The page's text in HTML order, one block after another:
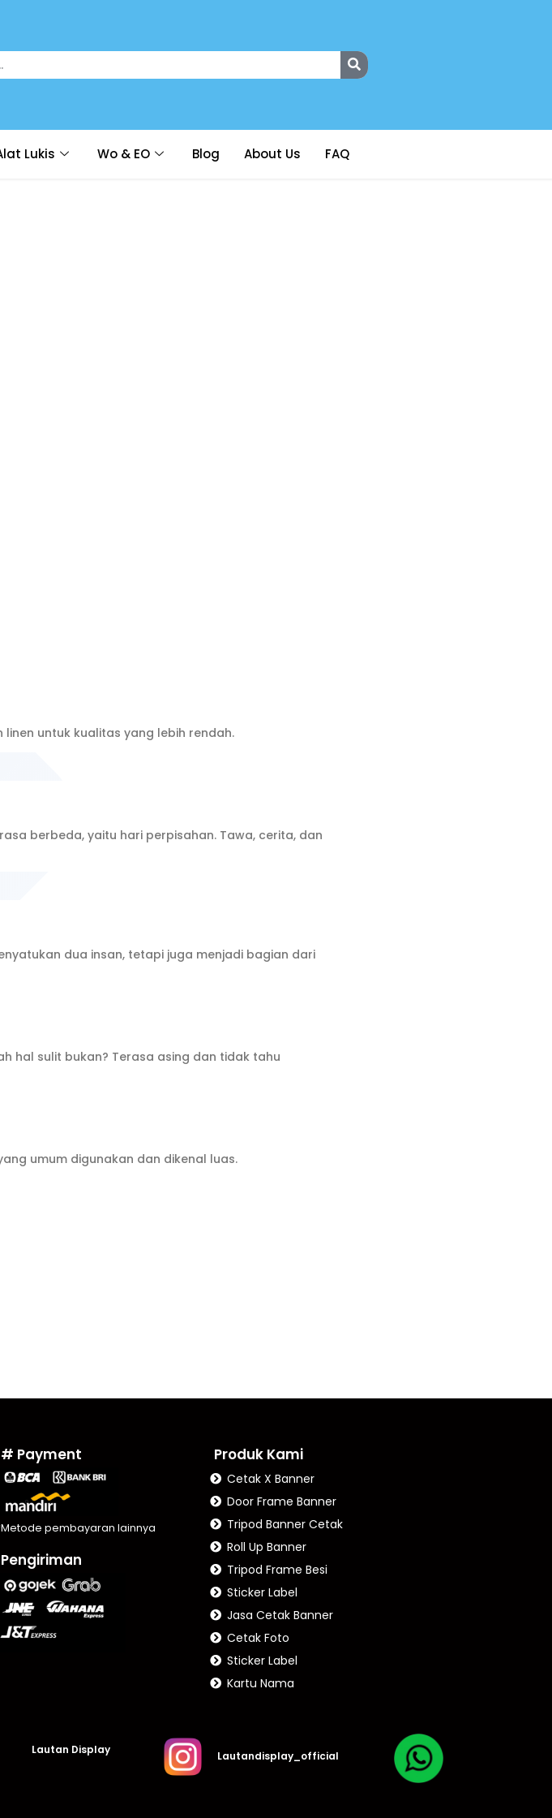
Lukis Wo & EO Blog About Us FAQ
untuk kualitas yang lebih rendah.
berbeda, yaitu hari perpisahan. Tawa, cerita, dan
dua insan, tetapi juga menjadi bagian dari
hal sulit bukan? Terasa asing dan tidak tahu
umum digunakan dan dikenal luas.
# Payment
pembayaran lainnya
Pengiriman
Produk Kami
Cetak X Banner
Door Frame Banner
Tripod Banner Cetak
Roll Up Banner
Tripod Frame Besi
Sticker Label
Jasa Cetak Banner
Cetak Foto
Sticker Label
Kartu Nama
Lautan Display
Lautandisplay_official